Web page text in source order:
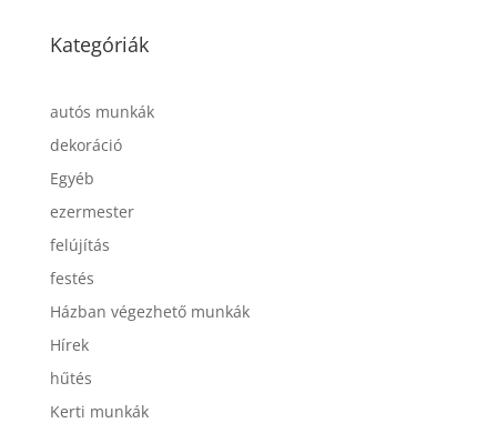
Kategóriák
autós munkák
dekoráció
Egyéb
ezermester
felújítás
festés
Házban végezhető munkák
Hírek
hűtés
Kerti munkák